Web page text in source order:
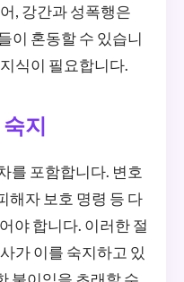
, 강간과 성폭행은
이 혼동할 수 있습니
식이 필요합니다.
지
를 포함합니다. 변호
해자 보호 명령 등 다
야 합니다. 이러한 절
가 이를 숙지하고 있